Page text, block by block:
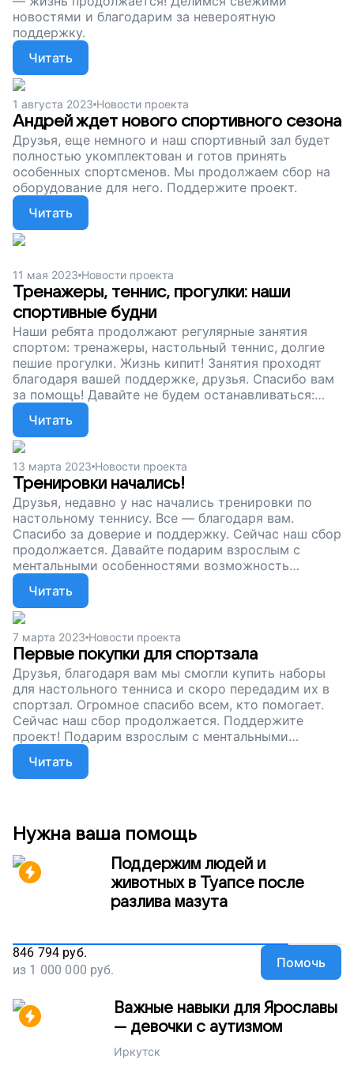
новостями и благодарим за невероятную
поддержку.
Читать
1 августа 2023 Новости проекта
Андрей ждет нового спортивного сезона
Друзья, еще немного и наш спортивный зал будет
полностью укомплектован и готов принять
особенных спортсменов. Мы продолжаем сбор на
оборудование для него. Поддержите проект.
Читать
11 мая 2023 Новости проекта
Тренажеры, теннис, прогулки: наши
спортивные будни
Наши ребята продолжают регулярные занятия
спортом: тренажеры, настольный теннис, долгие
пешие прогулки. Жизнь кипит! Занятия проходят
благодаря вашей поддержке, друзья. Спасибо вам
за помощь! Давайте не будем останавливаться:
подарим свободу движений взрослым с
ментальными особенностями.
Читать
13 марта 2023 Новости проекта
Тренировки начались!
Друзья, недавно у нас начались тренировки по
настольному теннису. Все — благодаря вам.
Спасибо за доверие и поддержку. Сейчас наш сбор
продолжается. Давайте подарим взрослым с
ментальными особенностями возможность
заниматься спортом и жить ярко!
Читать
7 марта 2023 Новости проекта
Первые покупки для спортзала
Друзья, благодаря вам мы смогли купить наборы
для настольного тенниса и скоро передадим их в
спортзал. Огромное спасибо всем, кто помогает.
Сейчас наш сбор продолжается. Поддержите
проект! Подарим взрослым с ментальными
особенностями возможность заниматься спортом
и жить ярко!
Читать
Нужна ваша помощь
Поддержим людей и
животных в Туапсе после
разлива мазута
846 794 руб.
из 1 000 000 руб. Помочь
Важные навыки для Ярославы
— девочки с аутизмом
Иркутск